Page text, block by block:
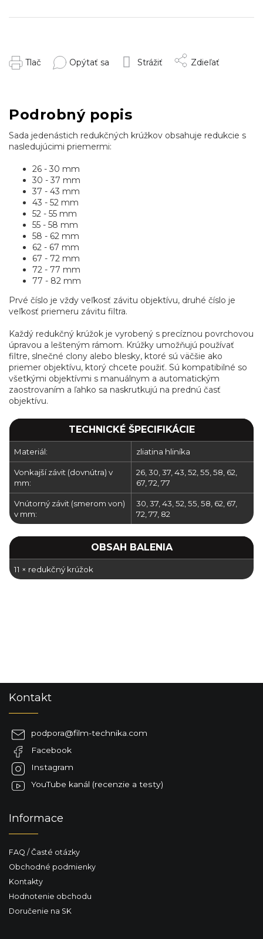
Tlač Opýtať sa Strážiť Zdieľať
Podrobný popis
Sada jedenástich redukčných krúžkov obsahuje redukcie s
nasledujúcimi priemermi:
26 - 30 mm
30 - 37 mm
37 - 43 mm
43 - 52 mm
52 - 55 mm
55 - 58 mm
58 - 62 mm
62 - 67 mm
67 - 72 mm
72 - 77 mm
77 - 82 mm
Prvé číslo je vždy veľkosť závitu objektívu, druhé číslo je
veľkosť priemeru závitu filtra.
Každý redukčný krúžok je vyrobený s precíznou povrchovou
úpravou a lešteným rámom. Krúžky umožňujú používať
filtre, slnečné clony alebo blesky, ktoré sú väčšie ako
priemer objektívu, ktorý chcete použiť. Sú kompatibilné so
všetkými objektívmi s manuálnym a automatickým
zaostrovaním a ľahko sa naskrutkujú na prednú časť
objektívu.
TECHNICKÉ ŠPECIFIKÁCIE
Materiál: zliatina hliníka
Vonkajší závit (dovnútra) v
mm:
26, 30, 37, 43, 52, 55, 58, 62,
67, 72, 77
Vnútorný závit (smerom von)
v mm:
30, 37, 43, 52, 55, 58, 62, 67,
72, 77, 82
OBSAH BALENIA
11 × redukčný krúžok
Kontakt
podpora@film-technika.com
Facebook
Instagram
YouTube kanál (recenzie a testy)
Informace
FAQ / Časté otázky
Obchodné podmienky
Kontakty
Hodnotenie obchodu
Doručenie na SK